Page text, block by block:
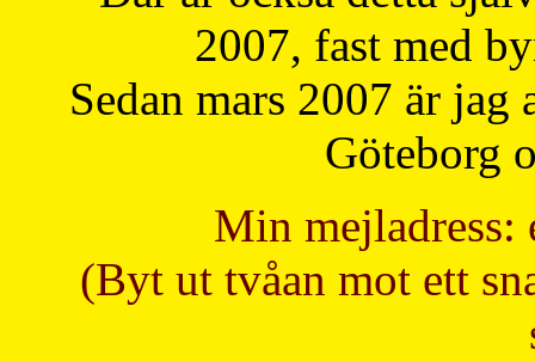
2007, fast med
Sedan mars 2007 är
Göteborg
Min mejladress:
(Byt ut tvåan mot ett